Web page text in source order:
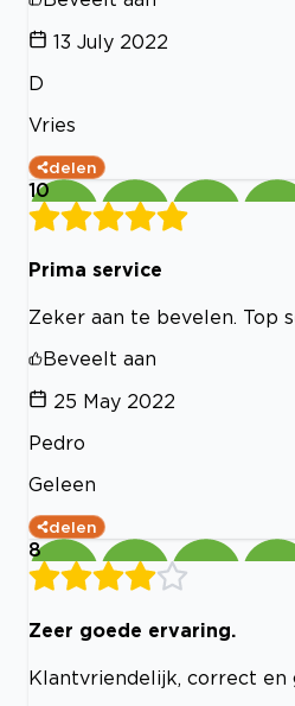
13 July 2022
D
Vries
delen
10
Prima service
Zeker aan te bevelen. Top
Beveelt aan
25 May 2022
Pedro
Geleen
delen
8
Zeer goede ervaring.
Klantvriendelijk, correct en